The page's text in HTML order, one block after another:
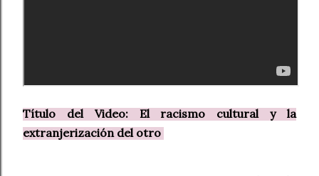
Título del Video: El racismo cultural y la
extranjerización del otro